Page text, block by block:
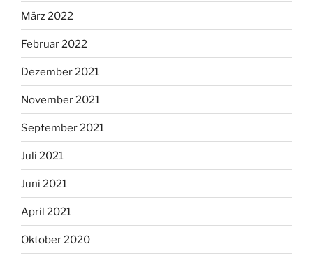
März 2022
Februar 2022
Dezember 2021
November 2021
September 2021
Juli 2021
Juni 2021
April 2021
Oktober 2020